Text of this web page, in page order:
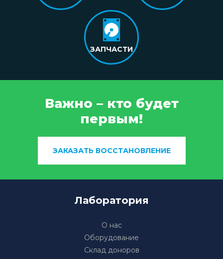
ЗАПЧАСТИ
Важно – кто будет
первым!
ЗАКАЗАТЬ ВОССТАНОВЛЕНИЕ
Лаборатория
О нас
Оборудование
Склад доноров